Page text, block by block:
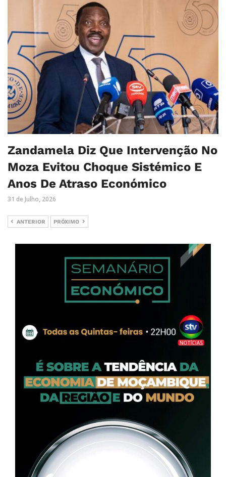
Zandamela Diz Que Intervenção No
Moza Evitou Choque Sistémico E
Anos De Atraso Económico
31 de Julho, 2026
ANTERIOR PRÓXIMO